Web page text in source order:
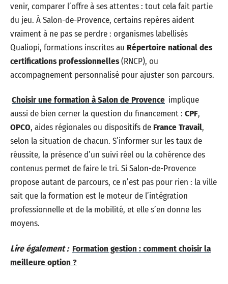
venir, comparer l’offre à ses attentes : tout cela fait partie
du jeu. À Salon-de-Provence, certains repères aident
vraiment à ne pas se perdre : organismes labellisés
Qualiopi, formations inscrites au Répertoire national des
certifications professionnelles(RNCP), ou
accompagnement personnalisé pour ajuster son parcours.
Choisir une formation à Salon de Provence implique
aussi de bien cerner la question du financement : CPF,
OPCO, aides régionales ou dispositifs de France Travail,
selon la situation de chacun. S’informer sur les taux de
réussite, la présence d’un suivi réel ou la cohérence des
contenus permet de faire le tri. Si Salon-de-Provence
propose autant de parcours, ce n’est pas pour rien : la ville
sait que la formation est le moteur de l’intégration
professionnelle et de la mobilité, et elle s’en donne les
moyens.
Lire également : Formation gestion : comment choisir la
meilleure option ?